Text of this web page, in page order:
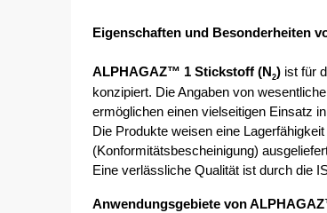
Eigenschaften und Besonderheiten
ALPHAGAZ™ 1 Stickstoff (N 2) ist für
konzipiert. Die Angaben von
ermöglichen einen vielseitigen Einsatz
Die Produkte weisen eine
(Konformitätsbescheinigung)
Eine verlässliche Qualität ist durch die
Anwendungsgebiete von